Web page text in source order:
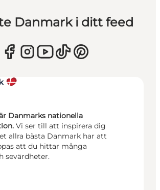
Danmark i ditt feed
Danmarks nationella
Vi ser till att inspirera dig
allra bästa Danmark har att
att du hittar många
sevärdheter.